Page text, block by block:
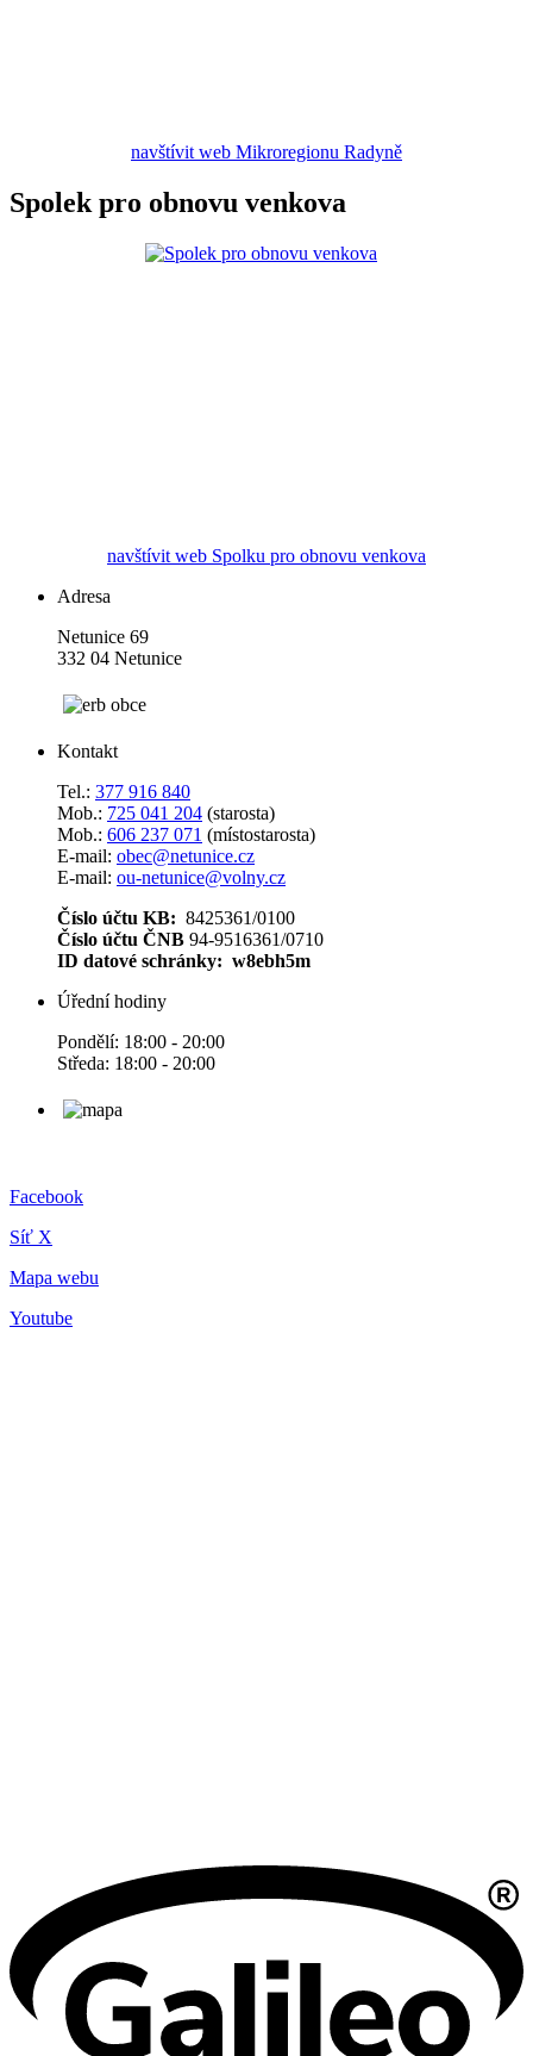
navštívit web Mikroregionu Radyně
Spolek pro obnovu venkova
navštívit web Spolku pro obnovu venkova
Adresa
Netunice 69
332 04 Netunice
Kontakt
Tel.: 377 916 840
Mob.: 725 041 204 (starosta)
Mob.: 606 237 071 (místostarosta)
E-mail: obec@netunice.cz
E-mail: ou-netunice@volny.cz
Číslo účtu KB: 8425361/0100
Číslo účtu ČNB 94-9516361/0710
ID datové schránky: w8ebh5m
Úřední hodiny
Pondělí: 18:00 - 20:00
Středa: 18:00 - 20:00
Facebook
Síť X
Mapa webu
Youtube